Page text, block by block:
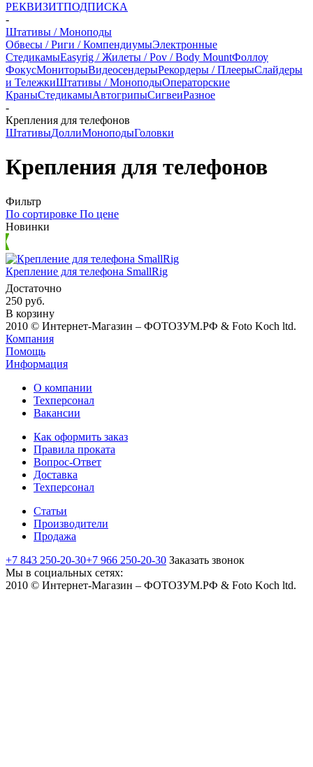
РЕКВИЗИТПОДПИСКА
-
Штативы / Моноподы
Обвесы / Риги / КомпендиумыЭлектронные
СтедикамыEasyrig / Жилеты / Pov / Body MountФоллоу
ФокусМониторыВидеосендерыРекордеры / ПлеерыСлайдеры
и ТележкиШтативы / МоноподыОператорские
КраныСтедикамыАвтогрипыСигвеиРазное
-
Крепления для телефонов
ШтативыДоллиМоноподыГоловки
Крепления для телефонов
Фильтр
По сортировке По цене
Новинки
Крепление для телефона SmallRig
Достаточно
250 руб.
В корзину
2010 © Интернет-Магазин – ФОТОЗУМ.РФ & Foto Koch ltd.
Компания
Помощь
Информация
О компании
Техперсонал
Вакансии
Как оформить заказ
Правила проката
Вопрос-Ответ
Доставка
Техперсонал
Статьи
Производители
Продажа
+7 843 250-20-30+7 966 250-20-30 Заказать звонок
Мы в социальных сетях:
2010 © Интернет-Магазин – ФОТОЗУМ.РФ & Foto Koch ltd.